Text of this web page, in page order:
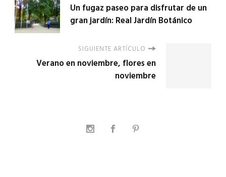
Un fugaz paseo para disfrutar de un
gran jardín: Real Jardín Botánico
SIGUIENTE ARTÍCULO
Verano en noviembre, flores en
noviembre